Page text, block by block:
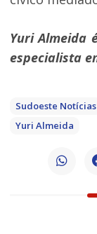
Yuri Almeida
especialista
Sudoeste Notícias
Yuri Almeida